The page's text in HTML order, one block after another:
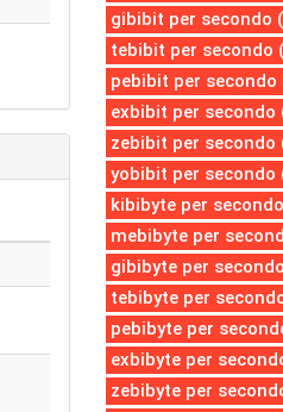
gibibit per secondo
tebibit per secondo
pebibit per secondo
exbibit per secondo
zebibit per secondo
yobibit per secondo
kibibyte per
mebibyte per
gibibyte per
tebibyte per
pebibyte per
exbibyte per
zebibyte per